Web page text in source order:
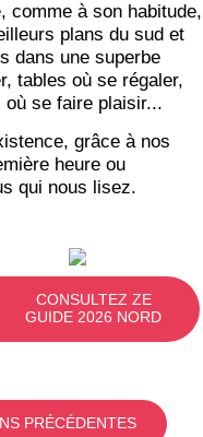
comme à son habitude,
plans du sud et
dans une superbe
tables où se régaler,
où se faire plaisir...
grâce à nos
heure ou
qui nous lisez.
CONSULTEZ ZE
GUIDE 2026 NORD
PRÉCÉDENTES